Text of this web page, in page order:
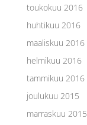
toukokuu 2016
huhtikuu 2016
maaliskuu 2016
helmikuu 2016
tammikuu 2016
joulukuu 2015
marraskuu 2015